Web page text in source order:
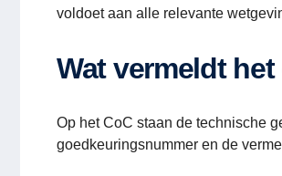
voldoet aan alle relevante
Wat vermeldt
Op het CoC staan de technische
goedkeuringsnummer en de